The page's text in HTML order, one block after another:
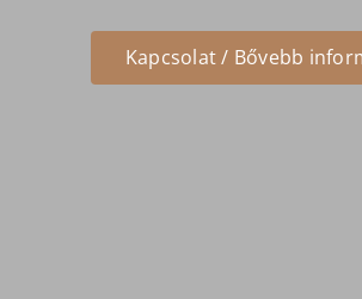
Kapcsolat / Bővebb